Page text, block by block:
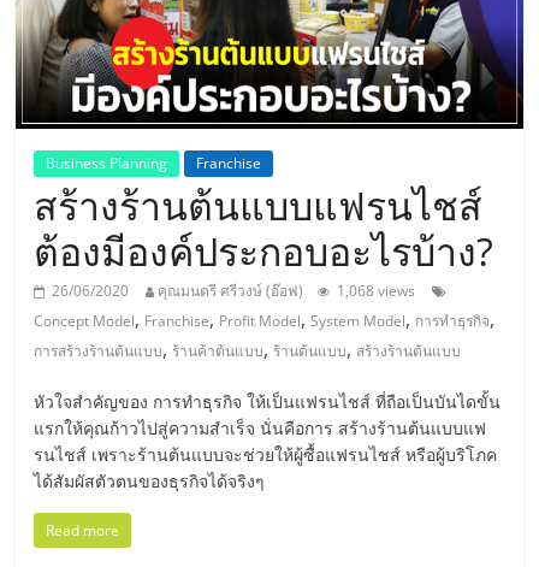
ThaiSMEsCenter,
รวม
ธุรกิจ
เอ
ส
เอ็
มอี
ไทย,
Business Planning Franchise
สร้างร้านต้นแบบแฟรนไชส์
ต้องมีองค์ประกอบอะไรบ้าง?
26/06/2020 คุณมนตรี ศรีวงษ์ (อ๊อฟ)
1,068 views
Concept Model, Franchise, Profit Model,System Model, การทำธุรกิจ,
การสร้างร้านต้นแบบ, ร้านค้าต้นแบบ, ร้านต้นแบบ, สร้างร้านต้นแบบ
หัวใจสำคัญของ การทำธุรกิจ ให้เป็นแฟรนไชส์ ที่ถือเป็นบันไดขั้น
แรกให้คุณก้าวไปสู่ความสำเร็จ นั่นคือการ สร้างร้านต้นแบบแฟ
รนไชส์ เพราะร้านต้นแบบจะช่วยให้ผู้ซื้อแฟรนไชส์ หรือผู้บริโภค
ได้สัมผัสตัวตนของธุรกิจได้จริงๆ
Read more